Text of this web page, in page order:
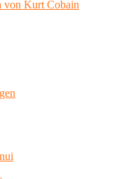
von Kurt Cobain